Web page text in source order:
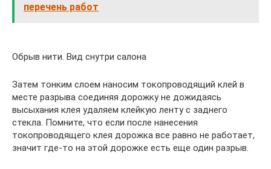
перечень работ
Обрыв нити. Вид снутри салона
Затем тонким слоем наносим токопроводящий клей в
месте разрыва соединяя дорожку не дожидаясь
высыхания клея удаляем клейкую ленту с заднего
стекла. Помните, что если после нанесения
токопроводящего клея дорожка все равно не работает,
значит где-то на этой дорожке есть еще один разрыв.